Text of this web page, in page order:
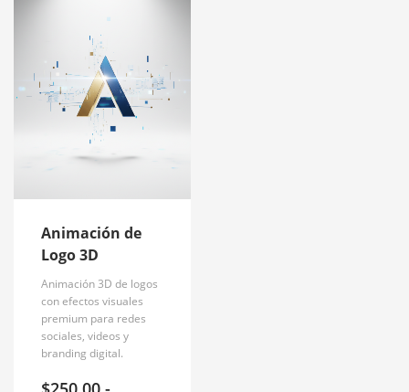
Animación de
Logo 3D
Animación 3D de logos
con efectos visuales
premium para redes
sociales, videos y
branding digital.